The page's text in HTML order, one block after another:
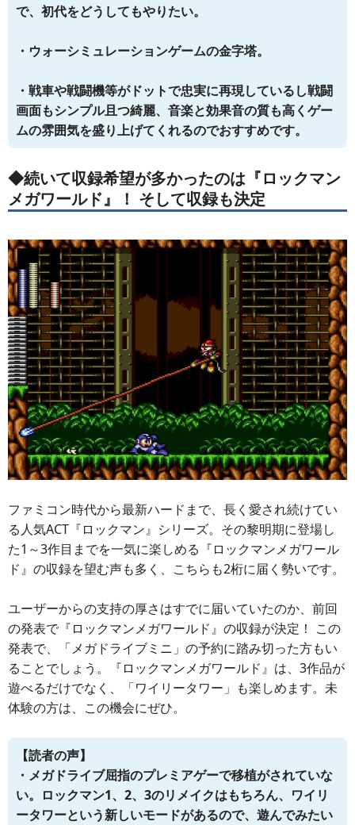
で、初代をどうしてもやりたい。
・ウォーシミュレーションゲームの金字塔。
・戦車や戦闘機等がドットで忠実に再現しているし戦闘
画面もシンプル且つ綺麗、音楽と効果音の質も高くゲー
ムの雰囲気を盛り上げてくれるのでおすすめです。
◆続いて収録希望が多かったのは『ロックマン
メガワールド』！ そして収録も決定
ファミコン時代から最新ハードまで、長く愛され続けてい
る人気ACT『ロックマン』シリーズ。その黎明期に登場し
た1～3作目までを一気に楽しめる『ロックマンメガワール
ド』の収録を望む声も多く、こちらも2桁に届く勢いです。
ユーザーからの支持の厚さはすでに届いていたのか、前回
の発表で『ロックマンメガワールド』の収録が決定！ この
発表で、「メガドライブミニ」の予約に踏み切った方もい
ることでしょう。『ロックマンメガワールド』は、3作品が
遊べるだけでなく、「ワイリータワー」も楽しめます。未
体験の方は、この機会にぜひ。
【読者の声】
・メガドライブ屈指のプレミアゲーで移植がされていな
い。ロックマン1、2、3のリメイクはもちろん、ワイリ
ータワーという新しいモードがあるので、遊んでみたい